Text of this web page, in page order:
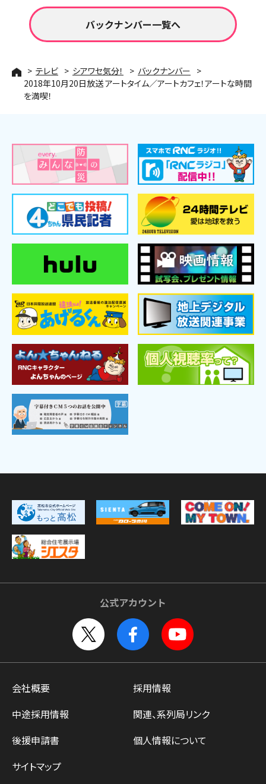
バックナンバー一覧へ
テレビ シアワセ気分！
バックナンバー
2018年10月20日放送 アートタイム／アートカフェ！アートな時間
を満喫！
公式アカウント
会社概要
採用情報
中途採用情報
関連、系列局リンク
後援申請書
個人情報について
サイトマップ